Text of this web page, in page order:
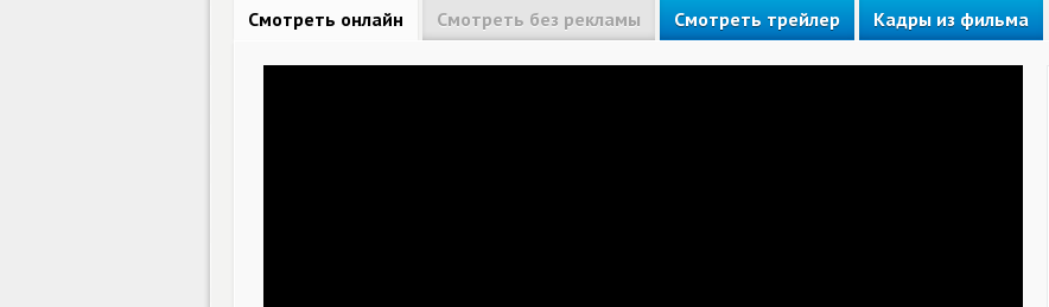
Смотреть онлайн Смотреть без рекламы Смотреть трейлер Кадры из фильма